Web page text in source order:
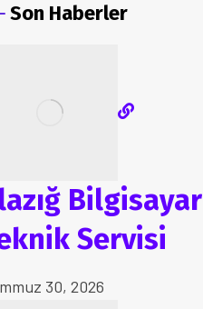
Son Haberler
Bilgisayar
Servisi
30, 2026